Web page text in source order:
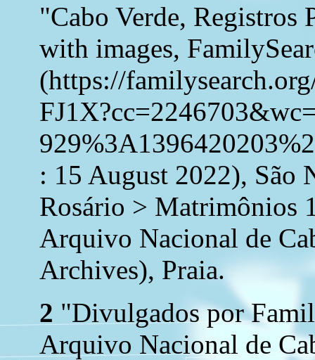
"Cabo Verde, Registros
with images,
(https://
: 15 August 2022), São
Rosário > Matrimônios
Arquivo Nacional de
Archives), Praia.
2 "Divulgados por
Arquivo Nacional de